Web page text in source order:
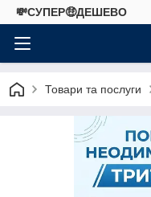
💸СУПЕР🤑ДЕШЕВО
Товари та послуги